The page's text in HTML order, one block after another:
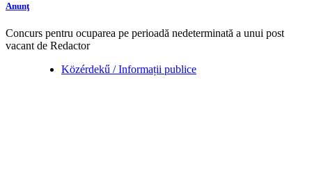
Anunţ
Concurs pentru ocuparea pe perioadă nedeterminată a unui post
vacant de Redactor
Közérdekű / Informații publice